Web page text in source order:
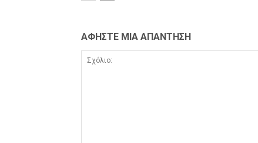
ΑΦΗΣΤΕ ΜΙΑ ΑΠΑΝΤΗΣΗ